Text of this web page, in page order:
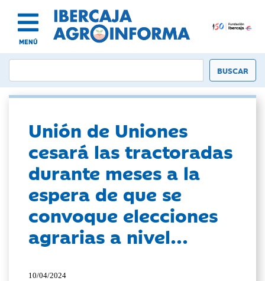
MENÚ
Unión de Uniones
cesará las tractoradas
durante meses a la
espera de que se
convoque elecciones
agrarias a nivel...
10/04/2024